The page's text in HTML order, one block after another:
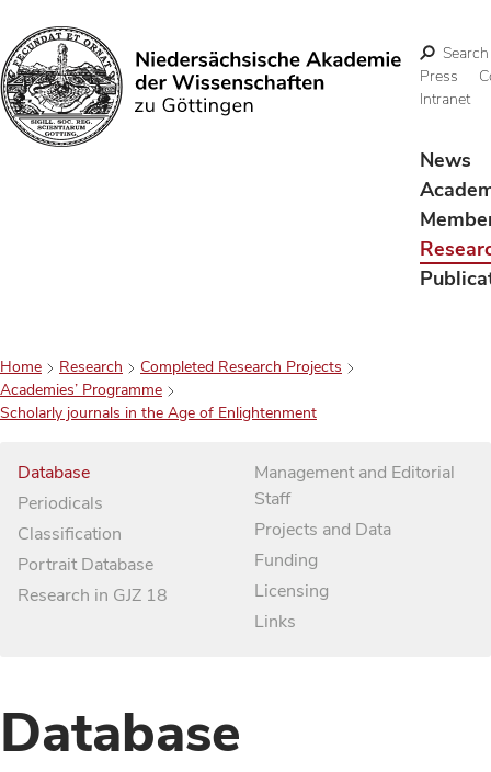
Search
Search
Press
Intranet
News
Home Research
Completed Research Projects
Academies’ Programme
Scholarly journals in the Age of Enlightenment
Database
Periodicals
Classification
Portrait Database
Research in GJZ 18
Management and Editorial
Staff
Projects and Data
Funding
Licensing
Links
Database